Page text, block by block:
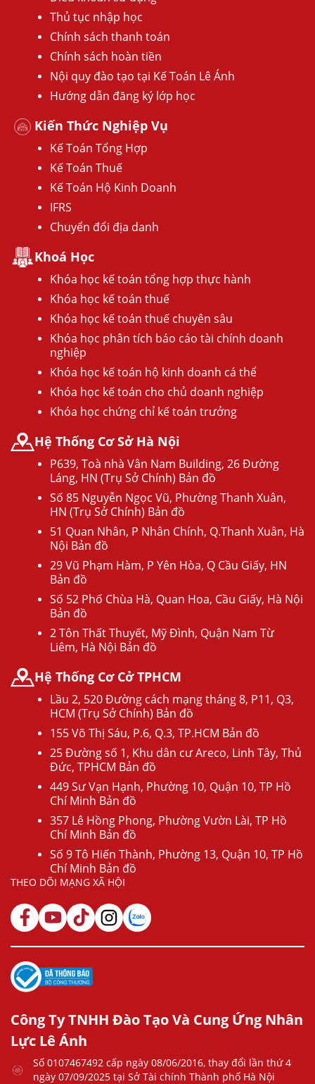
Thủ tục nhập học
Chính sách thanh toán
Chính sách hoàn tiền
Nội quy đào tạo tại Kế Toán Lê Ánh
Hướng dẫn đăng ký lớp học
Kiến Thức Nghiệp Vụ
Kế Toán Tổng Hợp
Kế Toán Thuế
Kế Toán Hộ Kinh Doanh
IFRS
Chuyển đổi địa danh
Khoá Học
Khóa học kế toán tổng hợp thực hành
Khóa học kế toán thuế
Khóa học kế toán thuế chuyên sâu
Khóa học phân tích báo cáo tài chính doanh
nghiệp
Khóa học kế toán hộ kinh doanh cá thể
Khóa học kế toán cho chủ doanh nghiệp
Khóa học chứng chỉ kế toán trưởng
Hệ Thống Cơ Sở Hà Nội
P639, Toà nhà Vân Nam Building, 26 Đường
Láng, HN (Trụ Sở Chính) Bản đồ
Số 85 Nguyễn Ngọc Vũ, Phường Thanh Xuân,
HN (Trụ Sở Chính) Bản đồ
51 Quan Nhân, P Nhân Chính, Q.Thanh Xuân, Hà
Nội Bản đồ
29 Vũ Phạm Hàm, P Yên Hòa, Q Cầu Giấy, HN
Bản đồ
Số 52 Phố Chùa Hà, Quan Hoa, Cầu Giấy, Hà Nội
Bản đồ
2 Tôn Thất Thuyết, Mỹ Đình, Quận Nam Từ
Liêm, Hà Nội Bản đồ
Hệ Thống Cơ Cở TPHCM
Lầu 2, 520 Đường cách mạng tháng 8, P11, Q3,
HCM (Trụ Sở Chính) Bản đồ
155 Võ Thị Sáu, P.6, Q.3, TP.HCM Bản đồ
25 Đường số 1, Khu dân cư Areco, Linh Tây, Thủ
Đức, TPHCM Bản đồ
449 Sư Vạn Hạnh, Phường 10, Quận 10, TP Hồ
Chí Minh Bản đồ
357 Lê Hồng Phong, Phường Vườn Lài, TP Hồ
Chí Minh Bản đồ
Số 9 Tô Hiến Thành, Phường 13, Quận 10, TP Hồ
Chí Minh Bản đồ
THEO DÕI MẠNG XÃ HỘI
Công Ty TNHH Đào Tạo Và Cung Ứng Nhân
Lực Lê Ánh
Số 0107467492 cấp ngày 08/06/2016, thay đổi lần thứ 4
ngày 07/09/2025 tại Sở Tài chính Thành phố Hà Nội